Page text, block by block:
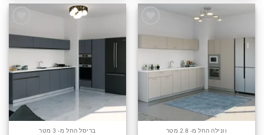
הוסף
שלי
וונילה החל מ- 2.8 מטר
הוסף
שלי
בריסל החל מ- 3 מטר